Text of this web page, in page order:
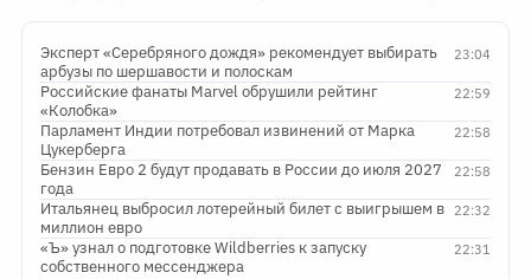
23:04
Эксперт «Серебряного дождя» рекомендует выбирать
арбузы по шершавости и полоскам
22:59
Российские фанаты Marvel обрушили рейтинг
«Колобка»
22:58
Парламент Индии потребовал извинений от Марка
Цукерберга
22:58
Бензин Евро 2 будут продавать в России до июля 2027
года
22:32
Итальянец выбросил лотерейный билет с выигрышем в
миллион евро
22:31
«Ъ» узнал о подготовке Wildberries к запуску
собственного мессенджера